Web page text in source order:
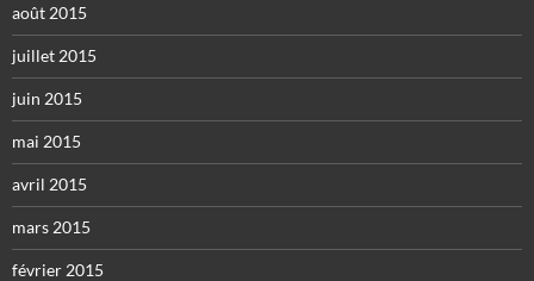
août 2015
juillet 2015
juin 2015
mai 2015
avril 2015
mars 2015
février 2015